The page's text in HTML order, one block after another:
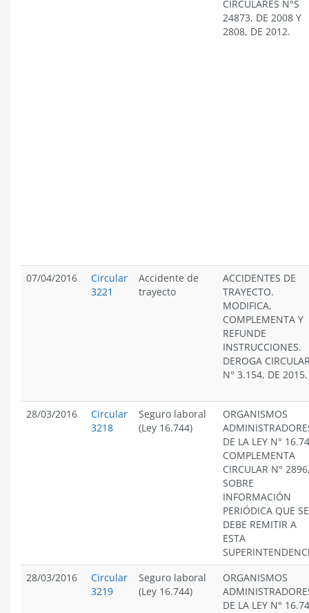
CIRCULARES N°S
24873, DE 2008 Y
2808, DE 2012.
07/04/2016
Circular
3221
Accidente de
trayecto
ACCIDENTES DE
TRAYECTO.
MODIFICA,
COMPLEMENTA Y
REFUNDE
INSTRUCCIONES.
DEROGA
N° 3.154, DE 2015.
28/03/2016
Circular
3218
Seguro laboral
(Ley 16.744)
ORGANISMOS
DE LA LEY N°
COMPLEMENTA
CIRCULAR N°
SOBRE
INFORMACIÓN
PERIÓDICA QUE SE
DEBE REMITIR A
ESTA
28/03/2016
Circular
3219
Seguro laboral
(Ley 16.744)
ORGANISMOS
DE LA LEY N°